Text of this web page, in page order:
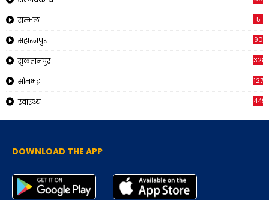
सम्भल 5
सहारनपुर 90
सुलतानपुर 328
सोनभद्र 1270
स्वास्थ्य 449
DOWNLOAD THE APP